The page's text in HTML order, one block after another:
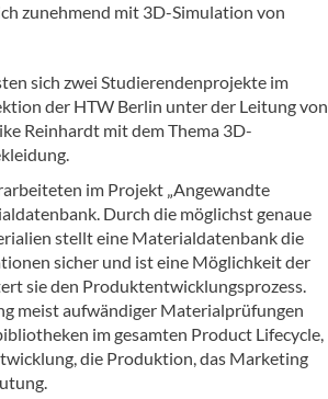
zunehmend mit 3D-Simulation von
sich zwei Studierendenprojekte im
der HTW Berlin unter der Leitung von
Reinhardt mit dem Thema 3D-
im Projekt „Angewandte
Durch die möglichst genaue
stellt eine Materialdatenbank die
sicher und ist eine Möglichkeit der
sie den Produktentwicklungsprozess.
meist aufwändiger Materialprüfungen
im gesamten Product Lifecycle,
die Produktion, das Marketing